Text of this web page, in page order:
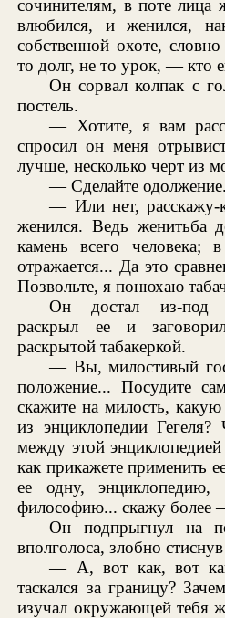
сочинителям, в поте лица
влюбился, и женился,
собственной охоте,
то долг, не то урок, — кто
Он сорвал колпак с
постель.
— Хотите, я вам
спросил он меня
лучше, несколько черт из
— Сделайте одолжение.
— Или нет,
женился. Ведь женитьба
камень всего человека;
отражается... Да это
Позвольте, я понюхаю
Он достал из-под
раскрыл ее и
раскрытой табакеркой.
— Вы, милостивый
положение... Посудите
скажите на милость,
из энциклопедии
между этой
как прикажете применить
ее одну,
философию... скажу более
Он подпрыгнул на
вполголоса, злобно
— А, вот как, вот
таскался за границу?
изучал окружающей тебя